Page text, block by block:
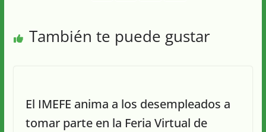
También te puede gustar
El IMEFE anima a los desempleados a
tomar parte en la Feria Virtual de